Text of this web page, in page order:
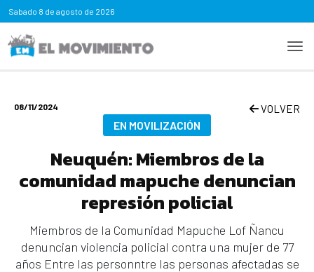
Sabado 8 de agosto de 2026
08/11/2024 VOLVER
EN MOVILIZACIÓN
Neuquén: Miembros de la
comunidad mapuche denuncian
represión policial
Miembros de la Comunidad Mapuche Lof Ñancu
denuncian violencia policial contra una mujer de 77
años Entre las personntre las personas afectadas se